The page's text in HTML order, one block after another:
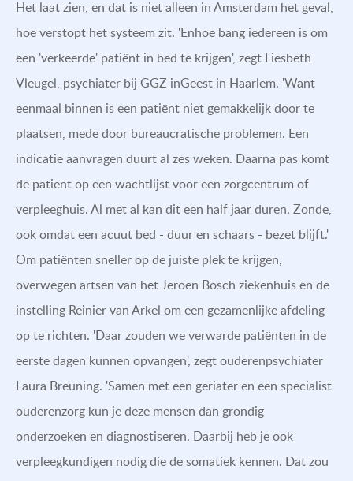
Het laat zien, en dat is niet alleen in Amsterdam het geval,
hoe verstopt het systeem zit. 'Enhoe bang iedereen is om
een 'verkeerde' patiënt in bed te krijgen', zegt Liesbeth
Vleugel, psychiater bij GGZ inGeest in Haarlem. 'Want
eenmaal binnen is een patiënt niet gemakkelijk door te
plaatsen, mede door bureaucratische problemen. Een
indicatie aanvragen duurt al zes weken. Daarna pas komt
de patiënt op een wachtlijst voor een zorgcentrum of
verpleeghuis. Al met al kan dit een half jaar duren. Zonde,
ook omdat een acuut bed - duur en schaars - bezet blijft.'
Om patiënten sneller op de juiste plek te krijgen,
overwegen artsen van het Jeroen Bosch ziekenhuis en de
instelling Reinier van Arkel om een gezamenlijke afdeling
op te richten. 'Daar zouden we verwarde patiënten in de
eerste dagen kunnen opvangen', zegt ouderenpsychiater
Laura Breuning. 'Samen met een geriater en een specialist
ouderenzorg kun je deze mensen dan grondig
onderzoeken en diagnostiseren. Daarbij heb je ook
verpleegkundigen nodig die de somatiek kennen. Dat zou